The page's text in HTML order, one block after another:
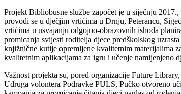
Projekt Bibliobusne službe započet je u siječnju
provodi se u dječjim vrtićima u Drnju, Peterancu,
vrtićima u usvajanju odgojno-obrazovnih ishoda
promicanja svijesti roditelja djece predškolskog
knjižnične kutije opremljene kvalitetnim materijalima
kvalitetnim aplikacijama za igru i učenje namijenjeno
Važnost projekta su, pored organizacije Future
Udruga volontera Podravke PULS, Pučko otvoreno